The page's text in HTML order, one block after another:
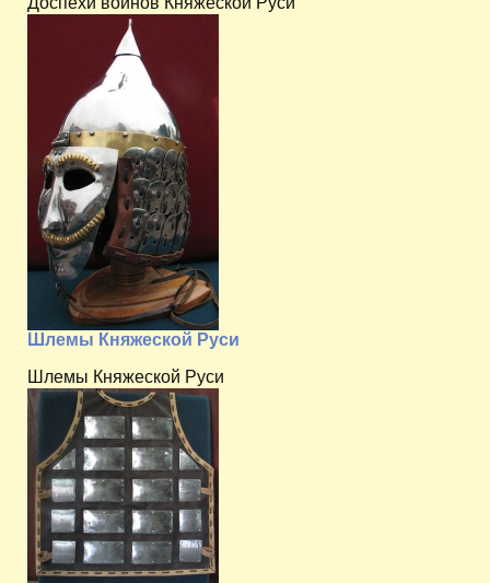
Шлемы Княжеской Руси
Шлемы Княжеской Руси